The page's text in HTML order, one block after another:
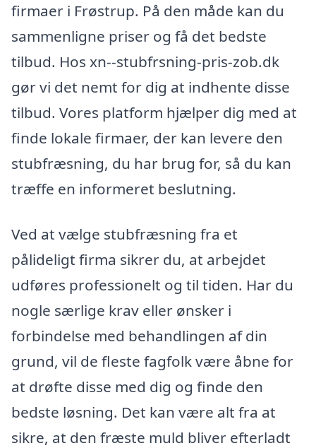
firmaer i Frøstrup. På den måde kan du
sammenligne priser og få det bedste
tilbud. Hos xn--stubfrsning-pris-zob.dk
gør vi det nemt for dig at indhente disse
tilbud. Vores platform hjælper dig med at
finde lokale firmaer, der kan levere den
stubfræsning, du har brug for, så du kan
træffe en informeret beslutning.
Ved at vælge stubfræsning fra et
pålideligt firma sikrer du, at arbejdet
udføres professionelt og til tiden. Har du
nogle særlige krav eller ønsker i
forbindelse med behandlingen af din
grund, vil de fleste fagfolk være åbne for
at drøfte disse med dig og finde den
bedste løsning. Det kan være alt fra at
sikre, at den fræste muld bliver efterladt